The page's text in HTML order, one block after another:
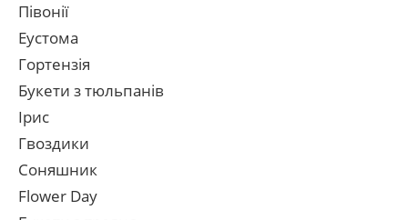
Півонії
Еустома
Гортензія
Букети з тюльпанів
Ірис
Гвоздики
Соняшник
Flower Day